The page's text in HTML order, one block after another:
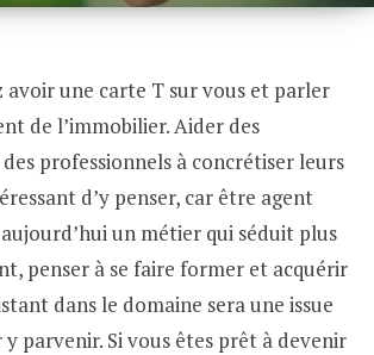
avoir une carte T sur vous et parler
de l’immobilier. Aider des
professionnels à concrétiser leurs
d’y penser, car être agent
un métier qui séduit plus
penser à se faire former et acquérir
dans le domaine sera une issue
parvenir. Si vous êtes prêt à devenir